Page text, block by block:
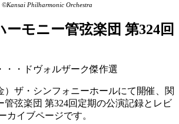
©Kansai Philharmonic Orchestra
ーモニー管弦楽団 第324回
・・ドヴォルザーク傑作選
）ザ・シンフォニーホールにて開催、関
管弦楽団 第324回定期の公演記録とレビ
カイブページです。